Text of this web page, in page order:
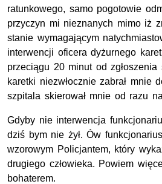
ratunkowego, samo pogotowie
przyczyn mi nieznanych mimo iż
stanie wymagającym
interwencji oficera dyżurnego
przeciągu 20 minut od zgłoszenia
karetki niezwłocznie zabrał mnie
szpitala skierował mnie od razu
Gdyby nie interwencja
dziś bym nie żył. Ów
wzorowym Policjantem, który
drugiego człowieka. Powiem
bohaterem.